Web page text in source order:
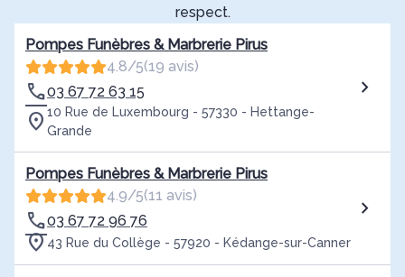
respect.
Pompes Funèbres & Marbrerie Pirus
4.8/5(19 avis)
03 67 72 63 15
10 Rue de Luxembourg - 57330 - Hettange-
Grande
Pompes Funèbres & Marbrerie Pirus
4.9/5(11 avis)
03 67 72 96 76
43 Rue du Collège - 57920 - Kédange-sur-Canner